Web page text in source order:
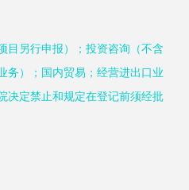
目另行申报）；投资咨询（不含
务）；国内贸易；经营进出口业
决定禁止和规定在登记前须经批